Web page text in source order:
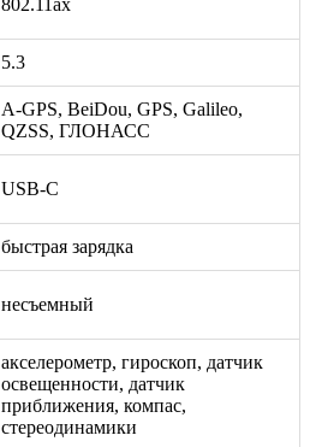
5.3
A-GPS, BeiDou, GPS, Galileo,
QZSS, ГЛОНАСС
USB-C
быстрая зарядка
несъемный
акселерометр, гироскоп, датчик
освещенности, датчик
приближения, компас,
стереодинамики